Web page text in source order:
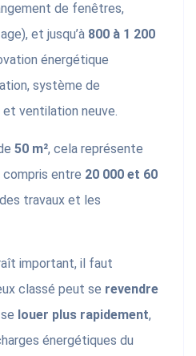
de fenêtres,
et jusqu’à 800 à 1 200
énergétique
système de
ventilation neuve.
50 m², cela représente
entre 20 000 et 60
travaux et les
important, il faut
classé peut se revendre
louer plus rapidement,
énergétiques du